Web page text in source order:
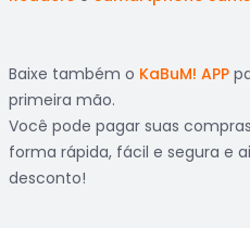
Baixe também o KaBuM! APP
primeira mão.
Você pode pagar suas
forma rápida, fácil e segura e
desconto!